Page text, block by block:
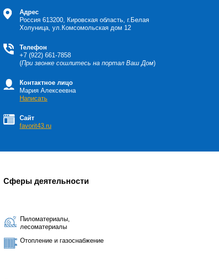
Адрес
Россия 613200, Кировская область, г.Белая
Холуница, ул.Комсомольская дом 12
Телефон
+7 (922) 661-7858
(При звонке сошлитесь на портал Ваш Дом)
Контактное лицо
Мария Алексеевна
Написать
Сайт
favorit43.ru
Сферы деятельности
Пиломатериалы,
лесоматериалы
Отопление и газоснабжение